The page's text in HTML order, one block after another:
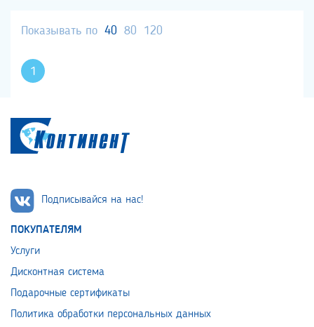
Показывать по 40 80 120
1
Подписывайся на нас!
ПОКУПАТЕЛЯМ
Услуги
Дисконтная система
Подарочные сертификаты
Политика обработки персональных данных